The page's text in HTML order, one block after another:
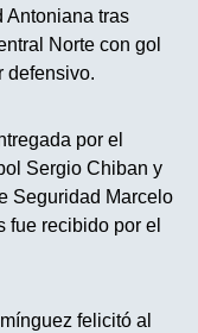
Antoniana tras
Norte con gol
defensivo.
por el
Sergio Chiban y
Seguridad Marcelo
fue recibido por el
felicitó al